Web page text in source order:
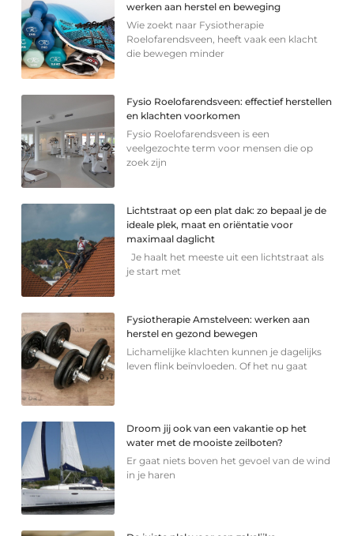
werken aan herstel en beweging
Wie zoekt naar Fysiotherapie
Roelofarendsveen, heeft vaak een klacht
die bewegen minder
Fysio Roelofarendsveen: effectief herstellen
en klachten voorkomen
Fysio Roelofarendsveen is een
veelgezochte term voor mensen die op
zoek zijn
Lichtstraat op een plat dak: zo bepaal je de
ideale plek, maat en oriëntatie voor
maximaal daglicht
Je haalt het meeste uit een lichtstraat als
je start met
Fysiotherapie Amstelveen: werken aan
herstel en gezond bewegen
Lichamelijke klachten kunnen je dagelijks
leven flink beïnvloeden. Of het nu gaat
Droom jij ook van een vakantie op het
water met de mooiste zeilboten?
Er gaat niets boven het gevoel van de wind
in je haren